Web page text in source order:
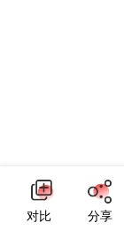
对比 分享